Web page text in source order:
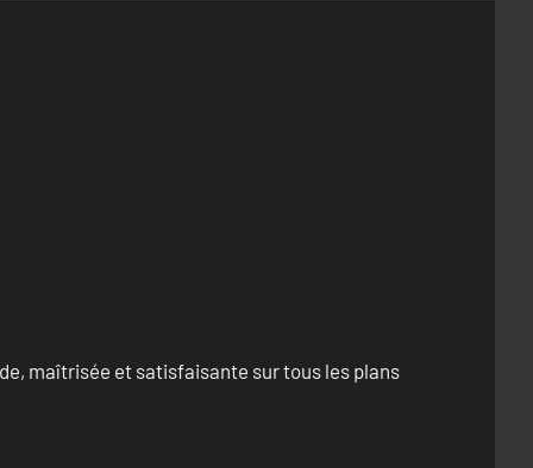
maîtrisée et satisfaisante sur tous les plans